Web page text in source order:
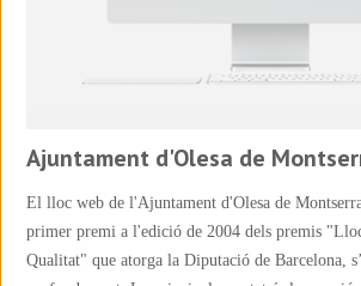
Ajuntament d'Olesa de
El lloc web de l'Ajuntament d'Olesa de
primer premi a l'edició de 2004 dels premis
Qualitat" que atorga la Diputació de Barcelona,